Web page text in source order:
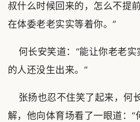
叔什么时候回来的，怎么不提
在体委老老实实等着你。”
何长安笑道：“能让你老老实
的人还没生出来。”
张扬也忍不住笑了起来，何
解，他向体育场看了一眼道：“